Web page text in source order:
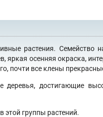
растения. Семейство
осенняя окраска,
почти все клены
достигающие
этой группы растений.